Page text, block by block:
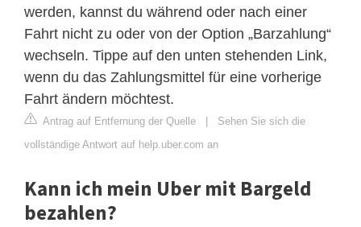
werden, kannst du während oder nach einer
Fahrt nicht zu oder von der Option „Barzahlung“
wechseln. Tippe auf den unten stehenden Link,
wenn du das Zahlungsmittel für eine vorherige
Fahrt ändern möchtest.
Antrag auf Entfernung der Quelle
Sehen Sie sich die
vollständige Antwort auf help.uber.com an
Kann ich mein Uber mit Bargeld
bezahlen?